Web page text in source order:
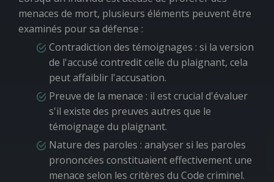
menaces de mort, plusieurs éléments peuvent être
examinés pour sa défense :
Contradiction des témoignages : si la version
de l'accusé contredit celle du plaignant, cela
peut affaiblir l'accusation.
Preuve de la menace : il est crucial d'évaluer
s'il existe des preuves autres que le
témoignage du plaignant.
Nature des paroles : analyser si les paroles
prononcées constituaient effectivement une
menace selon les critères du Code criminel.